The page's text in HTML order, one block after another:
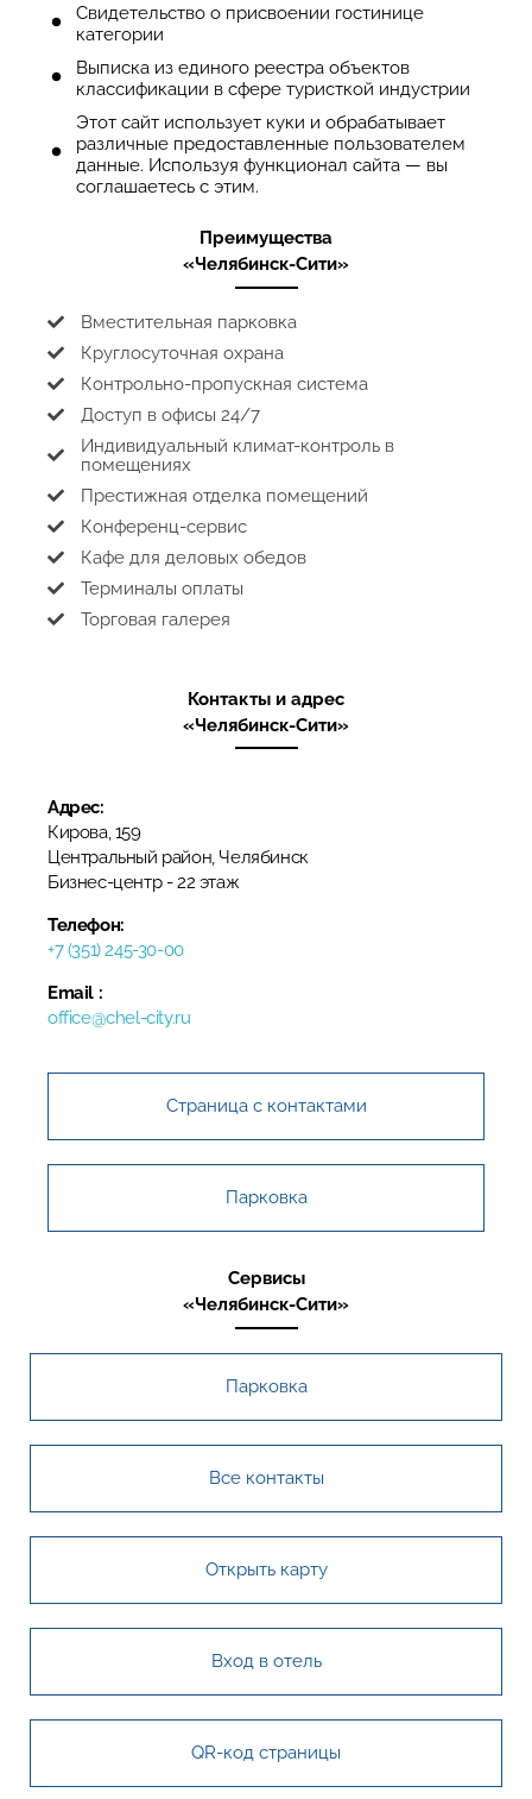
Свидетельство о присвоении гостинице
категории
Выписка из единого реестра объектов
классификации в сфере туристкой индустрии
Этот сайт использует куки и обрабатывает
различные предоставленные пользователем
данные. Используя функционал сайта — вы
соглашаетесь с этим.
Преимущества
«Челябинск-Сити»
Вместительная парковка
Круглосуточная охрана
Контрольно-пропускная система
Доступ в офисы 24/7
Индивидуальный климат-контроль в
помещениях
Престижная отделка помещений
Конференц-сервис
Кафе для деловых обедов
Терминалы оплаты
Торговая галерея
Контакты и адрес
«Челябинск-Сити»
Адрес:
Кирова, 159
Центральный район, Челябинск
​Бизнес-центр​ - 22 этаж
Телефон:
+7 (351) 245-30-00
Email :
office@chel-city.ru
Страница с контактами
Парковка
Сервисы
«Челябинск-Сити»
Парковка
Все контакты
Открыть карту
Вход в отель
QR-код страницы